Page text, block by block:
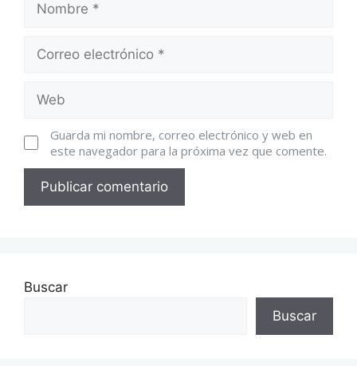
Guarda mi nombre, correo electrónico y web en
este navegador para la próxima vez que comente.
Buscar
Buscar